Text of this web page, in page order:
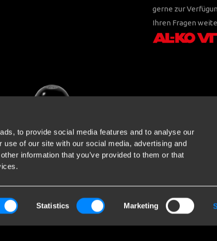
to provide social media features and to analyse our
of our site with our social media, advertising and
information that you’ve provided to them or that
Statistics Marketing
gerne zur
Ihren Fragen